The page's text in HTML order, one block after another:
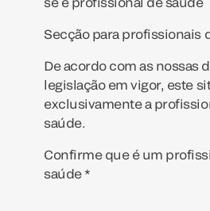
Secção para profissionais
De acordo com as nossas
legislação em vigor, este
exclusivamente a
saúde.
Confirme que é um
saúde *